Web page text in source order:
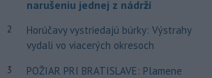
narušeniu jednej z nádrží
2
Horúčavy vystriedajú búrky: Výstrahy
vydali vo viacerých okresoch
3
POŽIAR PRI BRATISLAVE: Plamene